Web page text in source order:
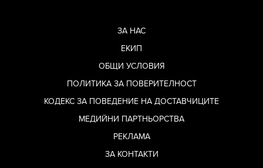
ЗА НАС
ЕКИП
ОБЩИ УСЛОВИЯ
ПОЛИТИКА ЗА ПОВЕРИТЕЛНОСТ
КОДЕКС ЗА ПОВЕДЕНИЕ НА ДОСТАВЧИЦИТЕ
МЕДИЙНИ ПАРТНЬОРСТВА
РЕКЛАМА
ЗА КОНТАКТИ